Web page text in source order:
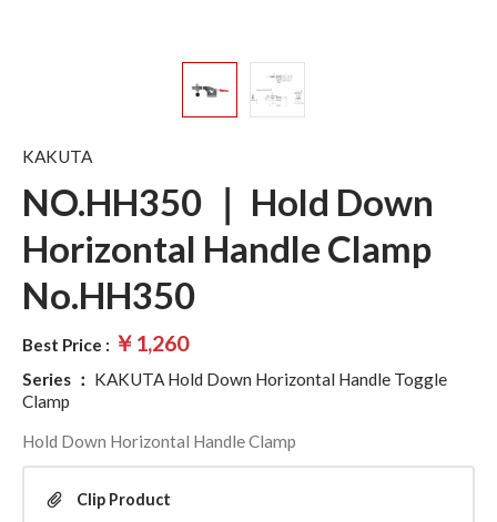
KAKUTA
NO.HH350 ｜ Hold Down
Horizontal Handle Clamp
No.HH350
Best Price : ￥1,260
Series ： KAKUTA Hold Down Horizontal Handle Toggle
Clamp
Hold Down Horizontal Handle Clamp
Clip Product